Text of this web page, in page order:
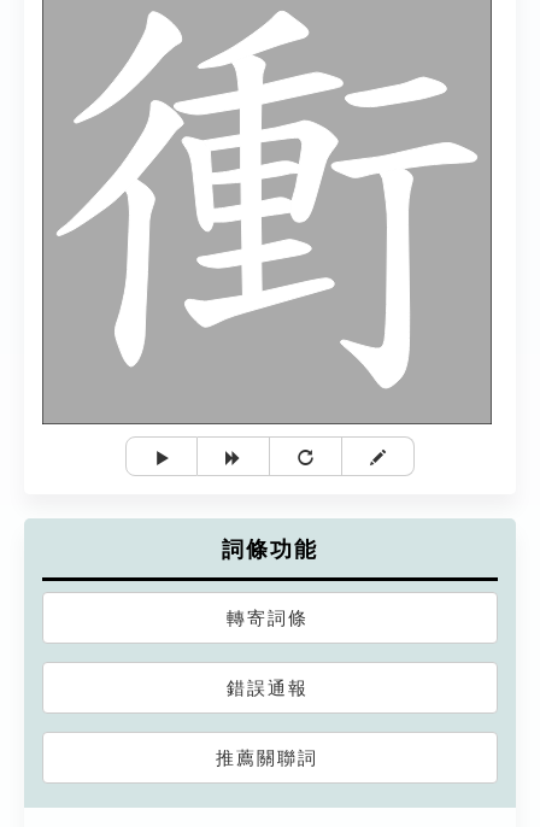
詞條功能
轉寄詞條
錯誤通報
推薦關聯詞